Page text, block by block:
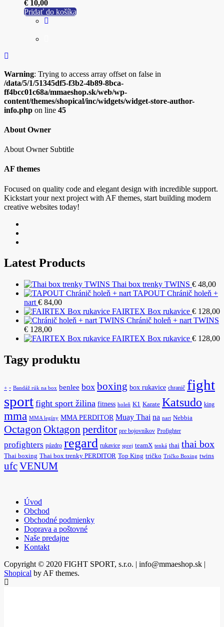
€ 10,00
Pridať do košíka
Warning: Trying to access array offset on false in
/data/5/1/51345df5-f3b2-4b89-8bca-
ff4bcc01c68a/mmaeshop.sk/web/wp-
content/themes/shopical/inc/widgets/widget-store-author-
info.php on line 45
About Owner
About Owner Subtitle
AF themes
Focused on quality code and elegant design with incredible support.
Kickstart your next project with AF themes, start building modern
creative websites today!
Latest Products
Thai box trenky TWINS € 48,00
TAPOUT Chránič holeň +
nart € 84,00
FAIRTEX Box rukavice € 128,00
Chránič holeň + nart TWINS
€ 128,00
FAIRTEX Box rukavice € 128,00
Tagy produktu
+ - Bandáž rúk na box benlee box boxing box rukavice chranič fight
sport fight sport žilina fitness holeň K1 Karate Katsudo king
mma MMA legíny MMA PERDITOR Muay Thai na nart Nebbia
OctagonOktagon perditor pre bojovníkov Profighter
profighters púzdro regard rukavice sprej teamX tenká thai thai box
Thai boxing Thai box trenky PERDITOR Top King tričko Tričko Boxing twins
ufcVENUM
Úvod
Obchod
Obchodné podmienky
Doprava a poštovné
Naše predajne
Kontakt
Copyright © 2020 FIGHT SPORT, s.r.o. | info@mmaeshop.sk |
Shopical by AF themes.